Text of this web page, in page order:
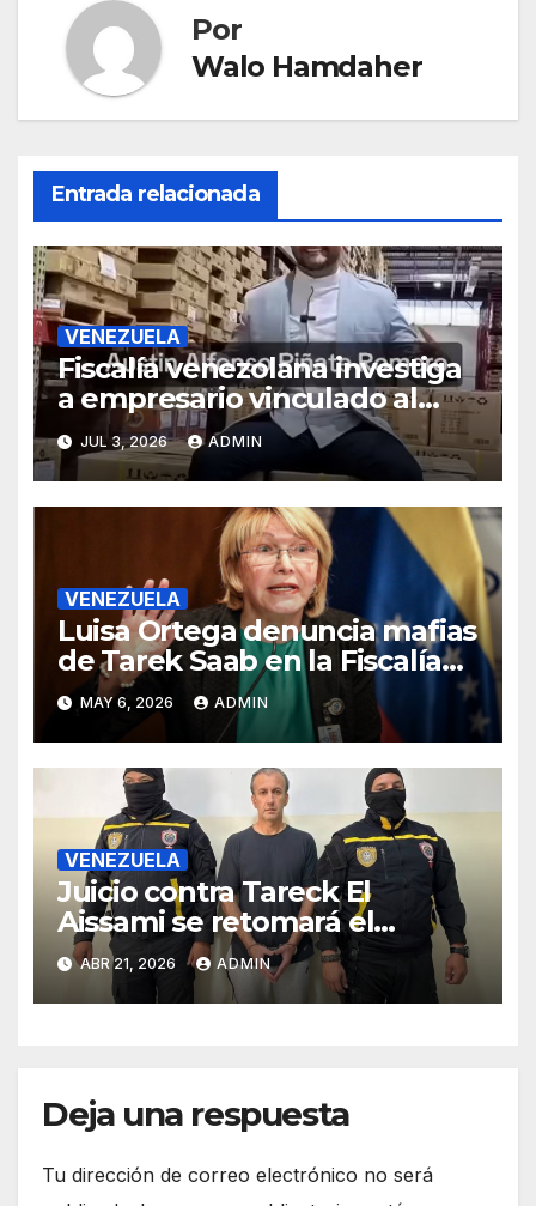
Por
Walo Hamdaher
Entrada relacionada
VENEZUELA
Fiscalía venezolana investiga
a empresario vinculado al
Grupo Hammer, según
reportes
JUL 3, 2026 ADMIN
VENEZUELA
Luisa Ortega denuncia mafias
de Tarek Saab en la Fiscalía
de Venezuela
MAY 6, 2026 ADMIN
VENEZUELA
Juicio contra Tareck El
Aissami se retomará el
miércoles tras ser suspendido
en la madrugada de este
martes
ABR 21, 2026 ADMIN
Deja una respuesta
Tu dirección de correo electrónico no será